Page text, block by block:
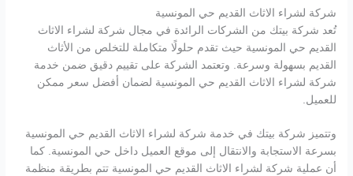
شركة لشراء الاثاث القديم حي المونسية
تُعد شركة بيتك من الشركات الرائدة في مجال شركة لشراء الاثاث
القديم حي المونسية حيث تقدم حلولًا متكاملة للتخلص من الأثاث
القديم بسهولة وسرعة. وتعتمد الشركة على تقييم دقيق ضمن خدمة
شركة لشراء الاثاث القديم حي المونسية لضمان أفضل سعر ممكن
للعميل.
وتتميز شركة بيتك في خدمة شركة لشراء الاثاث القديم حي المونسية
بسرعة الاستجابة والانتقال إلى موقع العميل داخل حي المونسية. كما
أن عملية شركة لشراء الاثاث القديم حي المونسية تتم بطريقة منظمة